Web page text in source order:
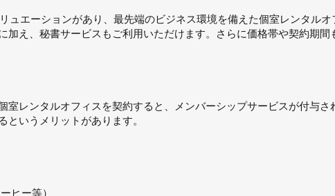
ュエーションがあり、最先端のビジネス環境を備えた個室レンタル
加え、秘書サービスもご利用いただけます。さらに価格帯や契約期間
室レンタルオフィスを契約すると、メンバーシップサービスが付与さ
というメリットがあります。
ヒー等）